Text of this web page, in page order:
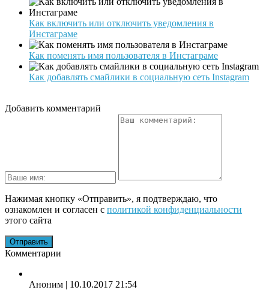
Как включить или отключить уведомления в
Инстаграме
Как поменять имя пользователя в Инстаграме
Как добавлять смайлики в социальную сеть Instagram
Добавить комментарий
Нажимая кнопку «Отправить», я подтверждаю, что
ознакомлен и согласен с политикой конфиденциальности
этого сайта
Комментарии
Аноним | 10.10.2017 21:54